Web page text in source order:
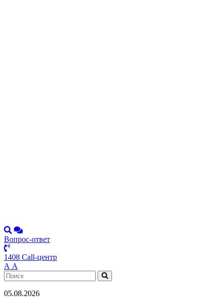
Вопрос-ответ
1408 Call-центр
А А
05.08.2026